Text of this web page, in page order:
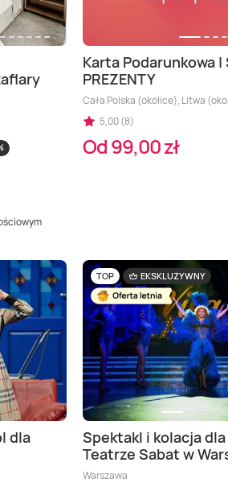
(okolice), Zakopane (okolice)
Karta Podarunkowa |
PREZENTY
Cała Polska (okolice), Litwa
5,00 (8)
Od 99,00 zł
dla
TOP EKSKLUZYWNY
Spektakl i kolacja
Teatrze Sabat w
Warszawa